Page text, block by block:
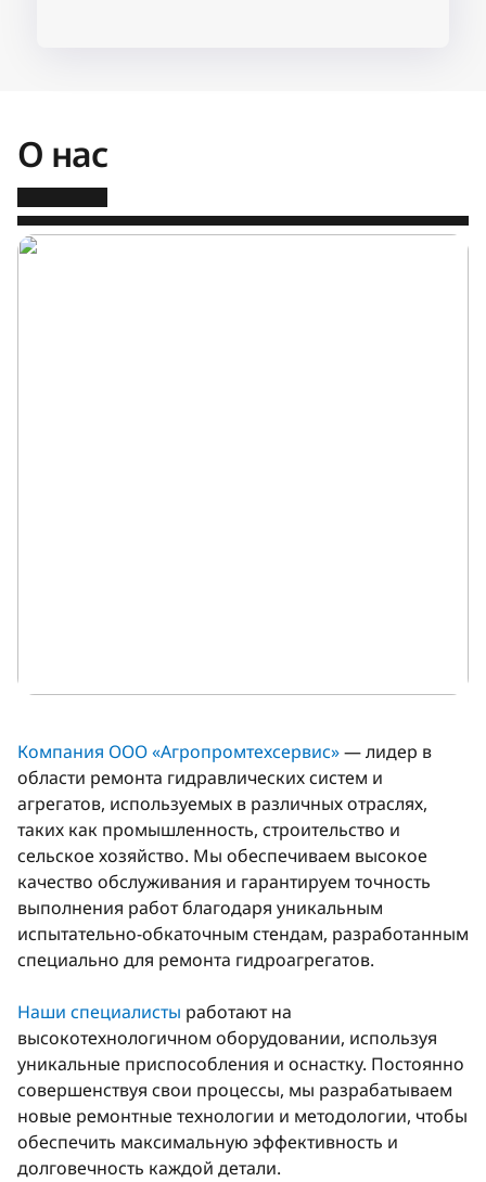
О нас
Компания ООО «Агропромтехсервис»— лидер в
области ремонта гидравлических систем и
агрегатов, используемых в различных отраслях,
таких как промышленность, строительство и
сельское хозяйство. Мы обеспечиваем высокое
качество обслуживания и гарантируем точность
выполнения работ благодаря уникальным
испытательно-обкаточным стендам, разработанным
специально для ремонта гидроагрегатов.
Наши специалисты работают на
высокотехнологичном оборудовании, используя
уникальные приспособления и оснастку. Постоянно
совершенствуя свои процессы, мы разрабатываем
новые ремонтные технологии и методологии, чтобы
обеспечить максимальную эффективность и
долговечность каждой детали.